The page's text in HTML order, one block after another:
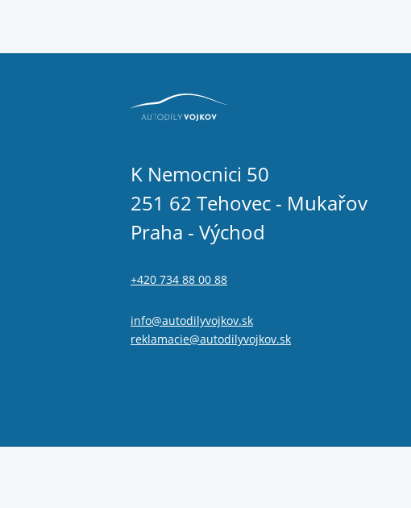
K Nemocnici 50
251 62 Tehovec - Mukařov
Praha - Východ
+420 734 88 00 88
info@autodilyvojkov.sk
reklamacie@autodilyvojkov.sk